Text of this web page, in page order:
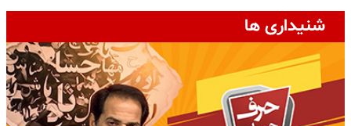
شنیداری ها